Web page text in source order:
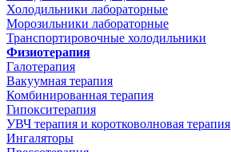
Холодильники лабораторные
Морозильники лабораторные
Транспортировочные холодильники
Физиотерапия
Галотерапия
Вакуумная терапия
Комбинированная терапия
Гипокситерапия
УВЧ терапия и коротковолновая терапия
Ингаляторы